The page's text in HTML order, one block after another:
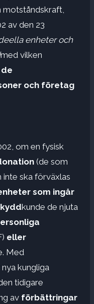
motståndskraft,
av den 23
enheter och
med vilken
och företag
om en fysisk
(de som
inte ska förväxlas
som ingår
kunde de njuta
eller
Med
kungliga
tidigare
av förbättringar